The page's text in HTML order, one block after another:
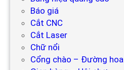
Báo giá
Cắt CNC
Cắt Laser
Chữ nổi
Cổng chào – Đường hoa